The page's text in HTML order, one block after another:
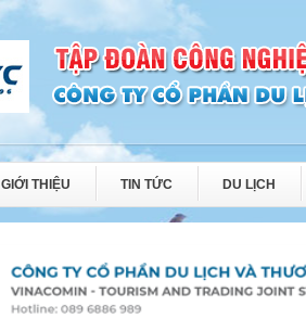
GIỚI THIỆU TIN TỨC DU LỊCH